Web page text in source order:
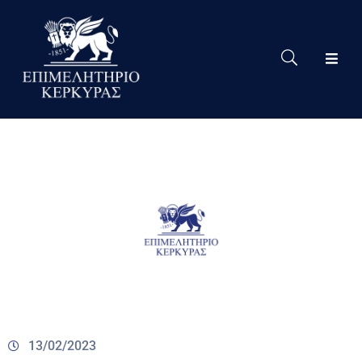
Το
Eπιμελητήριο
13/02/2023